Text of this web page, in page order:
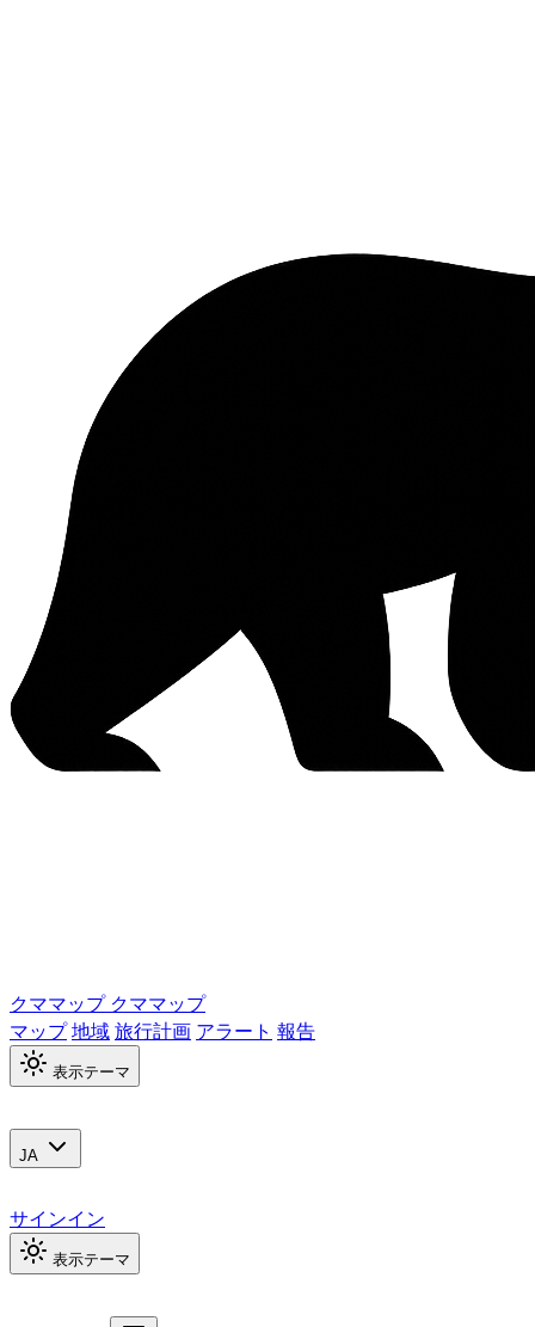
クママップ クママップ
マップ地域旅行計画 アラート 報告
表示テーマ
JA
サインイン
表示テーマ